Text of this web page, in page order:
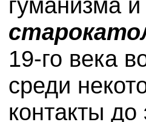
19-го века
среди
контакты